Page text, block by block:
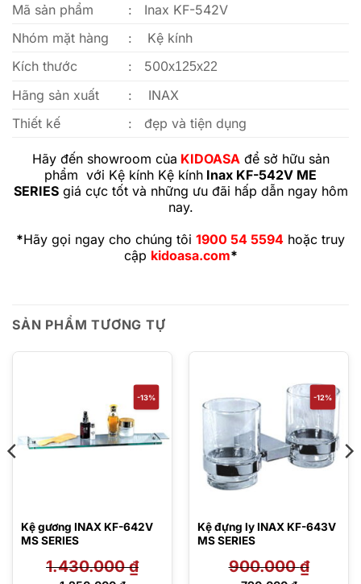
Mã sản phẩm :
Inax KF-542V
Nhóm mặt hàng
:
Kệ kính
Kích thước
: 500x125x22
Hãng sản xuất :
INAX
Thiết kế
: đẹp và tiện dụng
Hãy đến showroom của KIDOASA để sở hữu sản
phẩm với Kệ kính Kệ kính Inax KF-542V ME
SERIES giá cực tốt và những ưu đãi hấp dẫn ngay hôm
nay.
*Hãy gọi ngay cho chúng tôi 1900 54 5594 hoặc truy
cập kidoasa.com*
SẢN PHẨM TƯƠNG TỰ
-13%
Kệ gương INAX KF-642V
MS SERIES
1.430.000₫
-12%
Kệ đựng ly INAX KF-643V
MS SERIES
900.000₫